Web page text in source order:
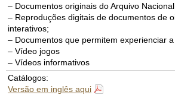
– Documentos originais do Arquivo
– Reproduções digitais de documentos de
interativos;
– Documentos que permitem experienciar
– Vídeo jogos
– Vídeos informativos
Catálogos:
Versão em inglês aqui